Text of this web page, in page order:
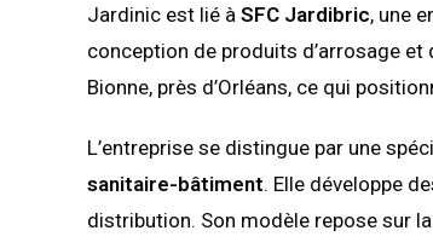
Jardinic est lié à SFC Jardibric, une
conception de produits d’arrosage
Bionne, près d’Orléans, ce qui
L’entreprise se distingue par une
sanitaire-bâtiment. Elle développe
distribution. Son modèle repose sur